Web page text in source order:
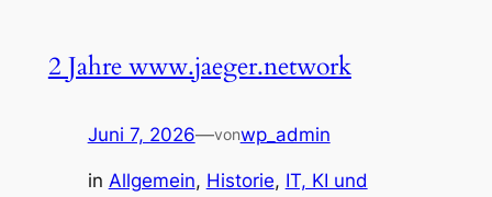
2 Jahre www.jaeger.network
Juni 7, 2026—vonwp_admin
in Allgemein, Historie, IT, KI und